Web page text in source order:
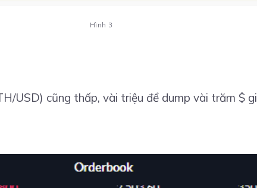
Hình 3
USD) cũng thấp, vài triệu để dump vài trăm $